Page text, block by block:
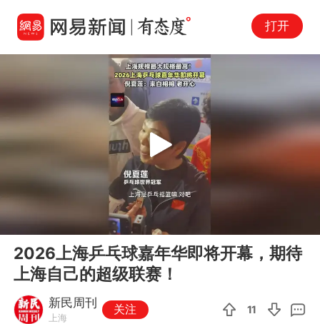
打开
00:00
Play
2026上海乒乓球嘉年华即将开幕，期待
上海自己的超级联赛！
新民周刊
上海
关注 11